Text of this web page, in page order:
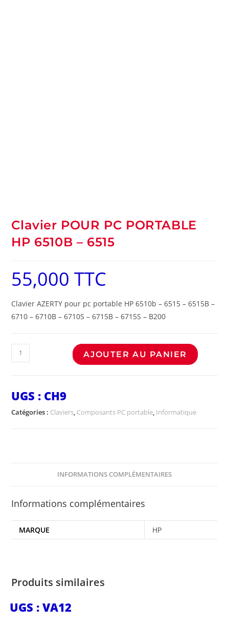
Clavier POUR PC PORTABLE
HP 6510B – 6515
55,000TTC
Clavier AZERTY pour pc portable HP 6510b – 6515 – 6515B –
6710 – 6710B – 6710S – 6715B – 6715S – B200
AJOUTER AU PANIER
UGS : CH9
Catégories : Claviers, Composants PC portable, Informatique
INFORMATIONS COMPLÉMENTAIRES
Informations complémentaires
MARQUE HP
Produits similaires
UGS : VA12